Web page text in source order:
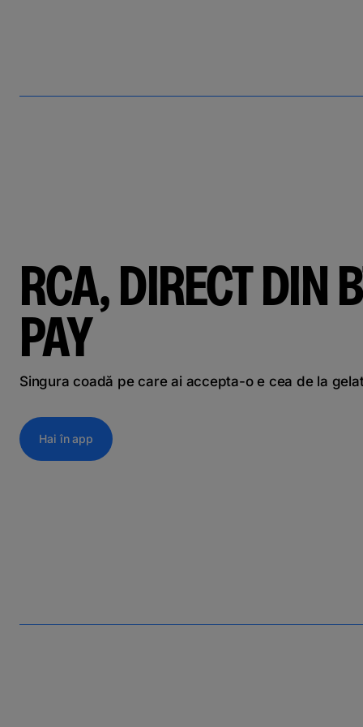
RCA, DIRECT DIN
PAY
Singura coadă pe care ai accepta-o e cea de la
Hai în app